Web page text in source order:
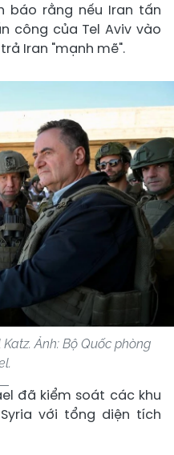
báo rằng nếu Iran tấn
công của Tel Aviv vào
Iran "mạnh mẽ".
Ảnh: Bộ Quốc phòng
đã kiểm soát các khu
với tổng diện tích